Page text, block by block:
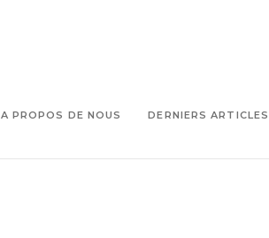
A PROPOS DE NOUS DERNIERS ARTICLES